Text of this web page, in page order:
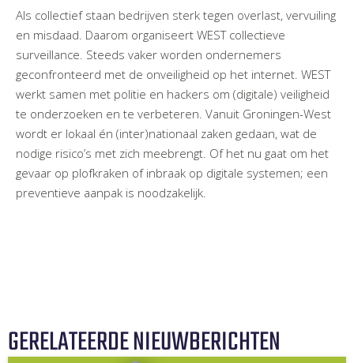
Als collectief staan bedrijven sterk tegen overlast, vervuiling
en misdaad. Daarom organiseert WEST collectieve
surveillance. Steeds vaker worden ondernemers
geconfronteerd met de onveiligheid op het internet. WEST
werkt samen met politie en hackers om (digitale) veiligheid
te onderzoeken en te verbeteren. Vanuit Groningen-West
wordt er lokaal én (inter)nationaal zaken gedaan, wat de
nodige risico’s met zich meebrengt. Of het nu gaat om het
gevaar op plofkraken of inbraak op digitale systemen; een
preventieve aanpak is noodzakelijk.
GERELATEERDE NIEUWBERICHTEN